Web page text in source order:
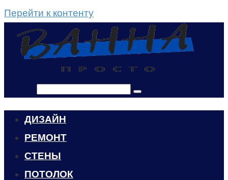
Перейти к контенту
ДИЗАЙН
РЕМОНТ
СТЕНЫ
ПОТОЛОК